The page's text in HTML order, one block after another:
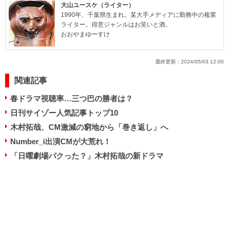
大山ユースケ（ライター）
1990年、千葉県生まれ。某大手メディアに勤務中の複業
ライター。得意ジャンルはお笑いと酒。
おおやまゆーすけ
最終更新： 2024/05/03 12:00
関連記事
春ドラマ視聴率…三つ巴の勝者は？
日刊サイゾー人気記事トップ10
木村拓哉、CM激減の窮地から「巻き返し」へ
Number_i出演CMが大荒れ！
「日曜劇場パクった？」木村拓哉の新ドラマ